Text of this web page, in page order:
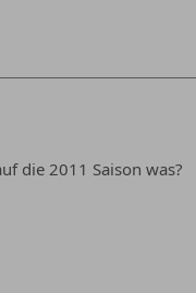
die 2011 Saison was?